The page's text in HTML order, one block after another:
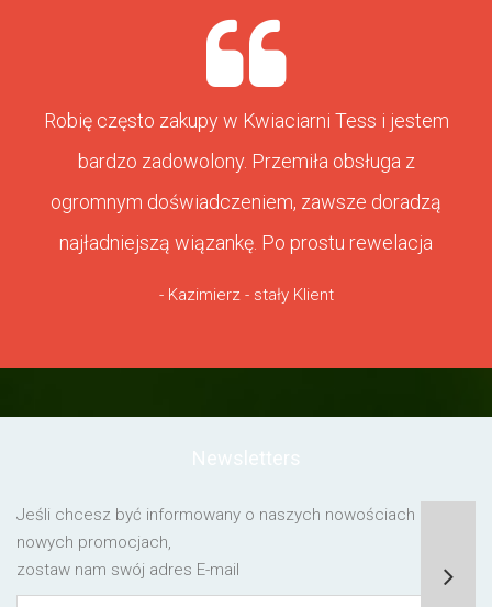
Robię często zakupy w Kwiaciarni Tess i jestem
bardzo zadowolony. Przemiła obsługa z
ogromnym doświadczeniem, zawsze doradzą
najładniejszą wiązankę. Po prostu rewelacja
- Kazimierz - stały Klient
Jeśli chcesz być informowany o naszych nowościach lub o
nowych promocjach,
zostaw nam swój adres E-mail